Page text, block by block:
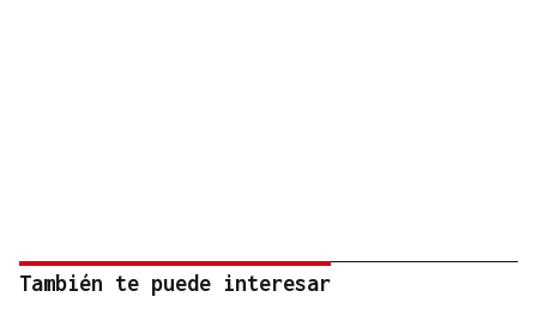
También te puede interesar